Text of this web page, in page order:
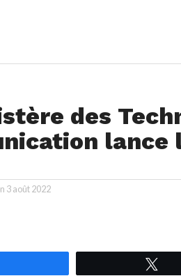
des
lance
3 août 2022